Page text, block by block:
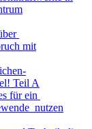
mit
Teil A
für ein
nutzen